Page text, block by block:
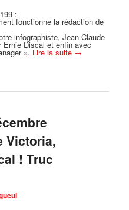
:
fonctionne la rédaction de
infographiste, Jean-Claude
Discal et enfin avec
». Lire la suite →
Victoria,
! Truc